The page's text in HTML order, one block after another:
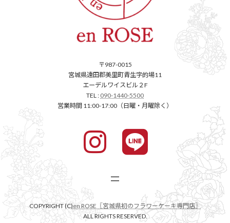
〒987-0015
宮城県遠田郡美里町青生字的場11
エーデルワイスビル２F
TEL : 090-1440-5500
営業時間 11:00-17:00（日曜・月曜除く）
COPYRIGHT (C)en ROSE〖宮城県初のフラワーケーキ専門店〗
ALL RIGHTS RESERVED.